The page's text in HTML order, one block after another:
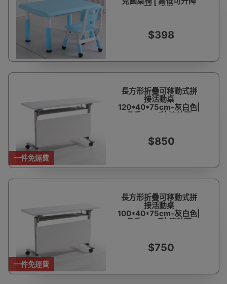
不含安裝
$398
一件免運費
長方形折疊可移動式拼
接活動桌
120*40*75cm-灰白色|
承重500斤| 滾輪可
$850
一件免運費
長方形折疊可移動式拼
接活動桌
100*40*75cm-灰白色|
承重500斤| 滾輪可
$750